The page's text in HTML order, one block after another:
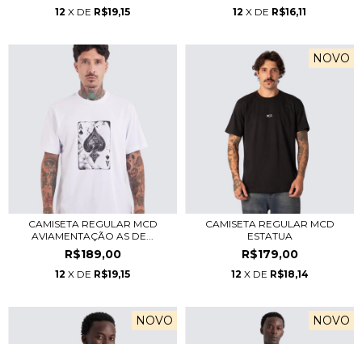
12 X DE R$19,15 12 X DE R$16,11
CAMISETA REGULAR MCD
AVIAMENTAÇÃO AS DE...
R$189,00
12 X DE R$19,15
NOVO
CAMISETA REGULAR MCD
ESTATUA
R$179,00
12 X DE R$18,14
NOVO NOVO